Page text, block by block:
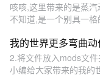
咳咳,这里带来的是蒸
不知道,是一个别具一
我的世界更多弯曲
2.将文件放入mods文
小编给大家带来的我的